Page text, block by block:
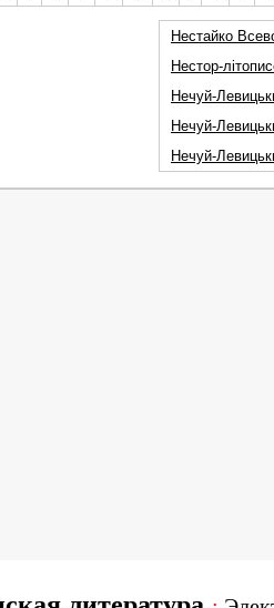
Нестайко
Нестор-
Нечуй-
Нечуй-
Нечуй-